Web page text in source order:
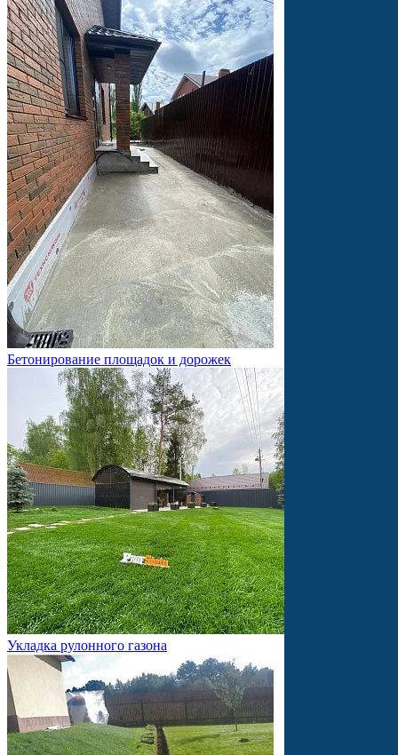
Бетонирование площадок и дорожек
Укладка рулонного газона